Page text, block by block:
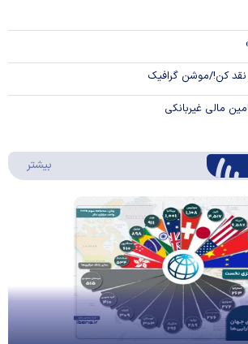
کن!/موشن گرافیک
مالی غیربانکی
بیشتر